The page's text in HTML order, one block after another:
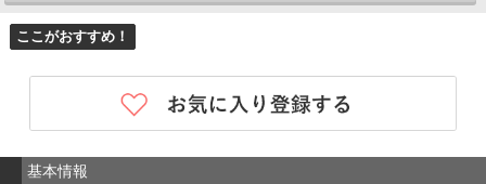
ここがおすすめ！
基本情報